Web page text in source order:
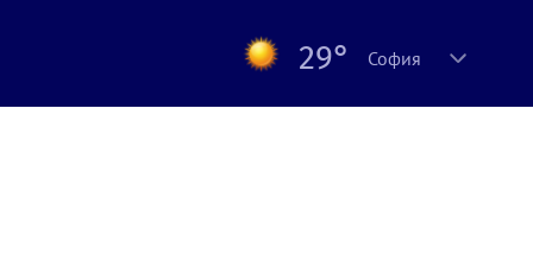
29° София